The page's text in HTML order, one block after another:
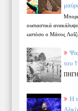
ουσιαστικά
ωστόσο ο Μάνος
του
ΠΗΓΗ
Η